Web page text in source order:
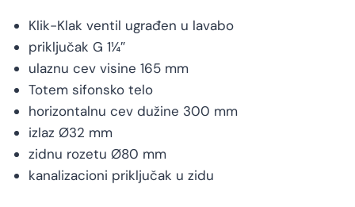
Klik-Klak ventil ugrađen u lavabo
priključak G 1¼″
ulaznu cev visine 165 mm
Totem sifonsko telo
horizontalnu cev dužine 300 mm
izlaz Ø32 mm
zidnu rozetu Ø80 mm
kanalizacioni priključak u zidu